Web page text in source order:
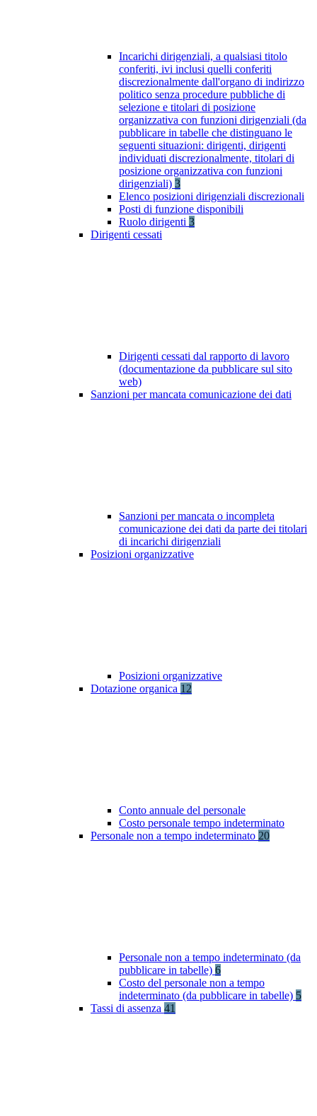
Incarichi dirigenziali, a qualsiasi titolo
conferiti, ivi inclusi quelli conferiti
discrezionalmente dall'organo di indirizzo
politico senza procedure pubbliche di
selezione e titolari di posizione
organizzativa con funzioni dirigenziali (da
pubblicare in tabelle che distinguano le
seguenti situazioni: dirigenti, dirigenti
individuati discrezionalmente, titolari di
posizione organizzativa con funzioni
dirigenziali) 3
Elenco posizioni dirigenziali discrezionali
Posti di funzione disponibili
Ruolo dirigenti 3
Dirigenti cessati
Dirigenti cessati dal rapporto di lavoro
(documentazione da pubblicare sul sito
web)
Sanzioni per mancata comunicazione dei dati
Sanzioni per mancata o incompleta
comunicazione dei dati da parte dei titolari
di incarichi dirigenziali
Posizioni organizzative
Posizioni organizzative
Dotazione organica 12
Conto annuale del personale
Costo personale tempo indeterminato
Personale non a tempo indeterminato 20
Personale non a tempo indeterminato (da
pubblicare in tabelle) 6
Costo del personale non a tempo
indeterminato (da pubblicare in tabelle) 5
Tassi di assenza 41